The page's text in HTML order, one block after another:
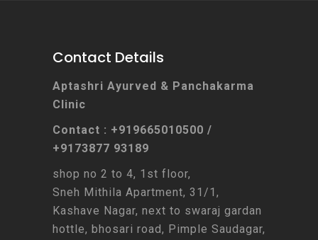
Contact Details
Aptashri Ayurved & Panchakarma
Clinic
Contact : +919665010500 /
+9173877 93189
shop no 2 to 4, 1st floor,
Sneh Mithila Apartment, 31/1,
Kashave Nagar, next to swaraj gardan
hottle, bhosari road, Pimple Saudagar,